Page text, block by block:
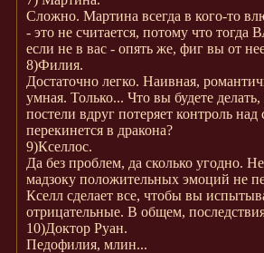
Сложно. Мартина всегда в кого-то
- это не считается, потому что тогда
если не в вас - опять же, фиг вы от
8)Филия.
Достаточно легко. Наивная,
умная. Только... Что вы будете делать,
постели вдруг потеряет контроль над
перекинется в дракона?
9)Кселлос.
Да без проблем, да сколько угодно. Не
мадзоку положительных эмоций не
Кселл сделает все, чтобы вы
отрицательные. В общем,
10)Доктор Руан.
Педофилия, млин...